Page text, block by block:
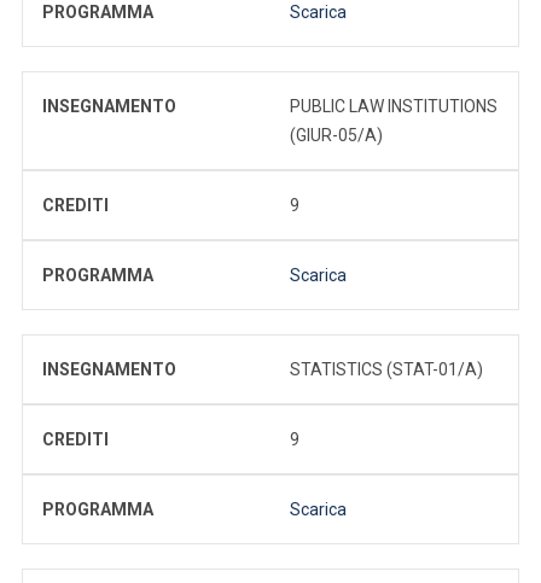
PROGRAMMA Scarica
INSEGNAMENTO
PUBLIC LAW INSTITUTIONS
(GIUR-05/A)
CREDITI 9
PROGRAMMA Scarica
INSEGNAMENTO STATISTICS (STAT-01/A)
CREDITI 9
PROGRAMMA Scarica